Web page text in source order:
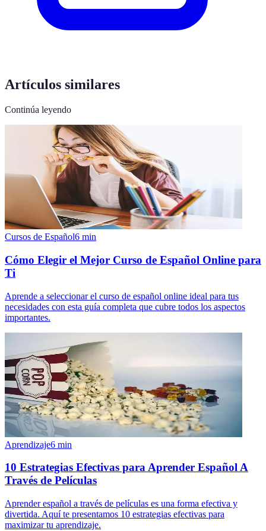
Artículos similares
Continúa leyendo
Cursos de Español6 min
Cómo Elegir el Mejor Curso de Español Online para
Ti
Aprende a seleccionar el curso de español online ideal para tus
necesidades con esta guía completa que cubre todos los aspectos
importantes.
Aprendizaje6 min
10 Estrategias Efectivas para Aprender Español A
Través de Películas
Aprender español a través de películas es una forma efectiva y
divertida. Aquí te presentamos 10 estrategias efectivas para
maximizar tu aprendizaje.